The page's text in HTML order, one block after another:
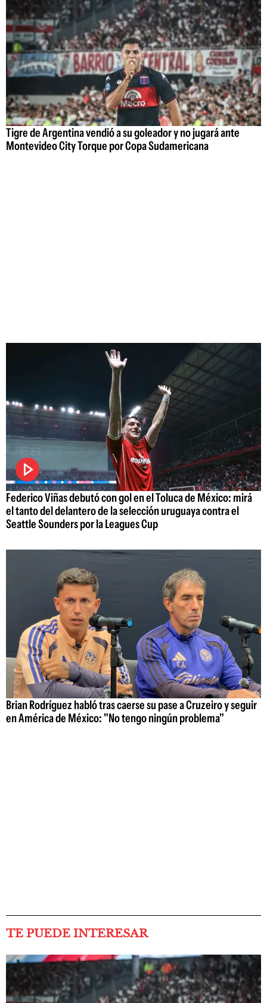
Tigre de Argentina vendió a su goleador y no jugará ante
Montevideo City Torque por Copa Sudamericana
Federico Viñas debutó con gol en el Toluca de México: mirá
el tanto del delantero de la selección uruguaya contra el
Seattle Sounders por la Leagues Cup
Brian Rodríguez habló tras caerse su pase a Cruzeiro y seguir
en América de México: "No tengo ningún problema"
TE PUEDE INTERESAR